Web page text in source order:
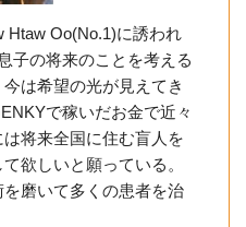
Htaw Oo(No.1)に誘われ
子の将来のことを考える
は希望の光が見えてき
で稼いだお金で近々
将来全国に住む盲人を
欲しいと願っている。
磨いて多くの患者を治